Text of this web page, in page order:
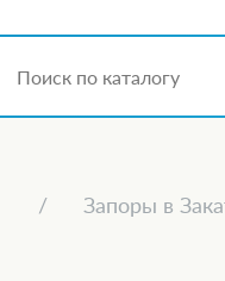
Запоры в